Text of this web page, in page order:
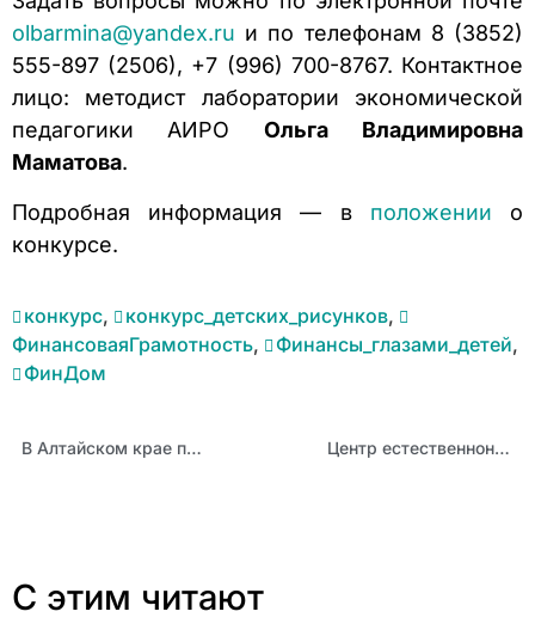
olbarmina@yandex.ru и по телефонам 8 (3852)
555-897 (2506), +7 (996) 700-8767. Контактное
лицо: методист лаборатории экономической
педагогики АИРО Ольга
Владимировна
Маматова.
Подробная информация — в положении о
конкурсе.
конкурс, конкурс_детских_рисунков,
ФинансоваяГрамотность, Финансы_глазами_детей,
ФинДом
В Алтайском крае пройдет Межрегиональный форум среди молодых педагогов дошкольного образования и студентов Центр естественнонаучной и технологической направленностей «Точка роста» открыт на базе Белокурихинской школы № 2
С этим читают